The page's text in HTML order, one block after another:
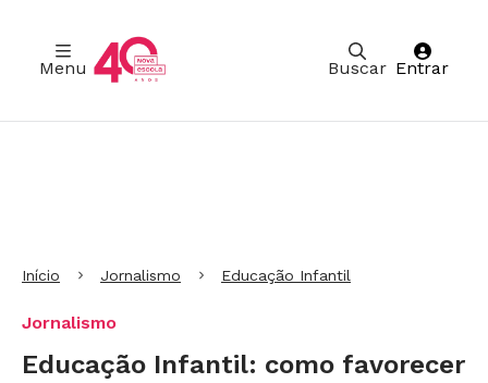
Buscar
Menu Entrar
Início Jornalismo Educação Infantil
Jornalismo
Educação Infantil: como favorecer